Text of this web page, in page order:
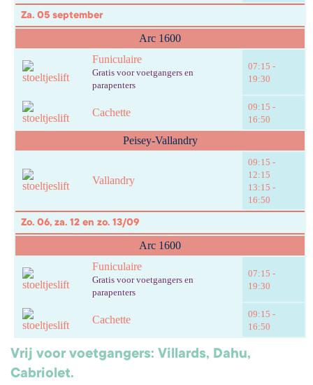
Za. 05 september
Arc 1600
Funiculaire
Gratis voor voetgangers en
parapenters
07:15 -
19:30
Cachette
09:15 -
16:50
Peisey-Vallandry
Vallandry
09:15 -
12:15
13:15 -
16:50
Zo. 06, za. 12 en zo. 13/09
Arc 1600
Funiculaire
Gratis voor voetgangers en
parapenters
07:15 -
19:30
Cachette
09:15 -
16:50
Vrij voor voetgangers: Villards, Dahu,
Cabriolet.